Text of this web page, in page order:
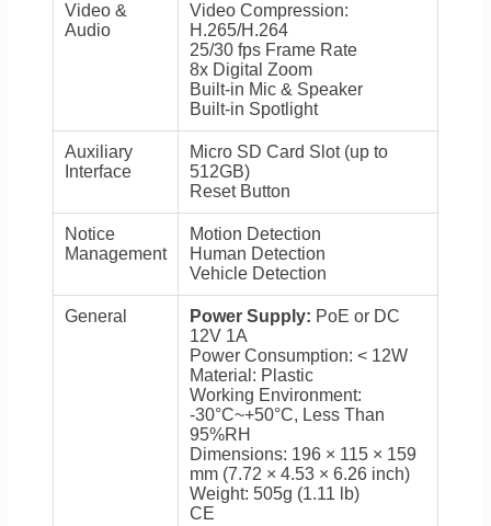
Video &
Audio
Video Compression:
H.265/H.264
25/30 fps Frame Rate
8x Digital Zoom
Built-in Mic & Speaker
Built-in Spotlight
Auxiliary
Interface
Micro SD Card Slot (up to
512GB)
Reset Button
Notice
Management
Motion Detection
Human Detection
Vehicle Detection
General Power Supply: PoE or DC
12V 1A
Power Consumption: < 12W
Material: Plastic
Working Environment:
-30°C~+50°C, Less Than
95%RH
Dimensions: 196 × 115 × 159
mm (7.72 × 4.53 × 6.26 inch)
Weight: 505g (1.11 lb)
CE